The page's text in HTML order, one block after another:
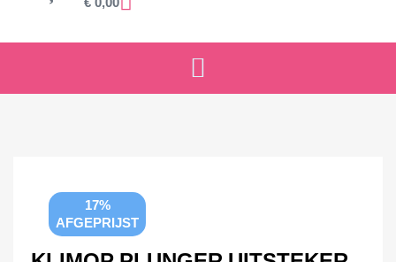
17%
AFGEPRIJST